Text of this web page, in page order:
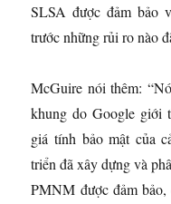
SLSA được đảm bảo
trước những rủi ro nào
McGuire nói thêm:
khung do Google giới
giá tính bảo mật của
triển đã xây dựng và
PMNM được đảm